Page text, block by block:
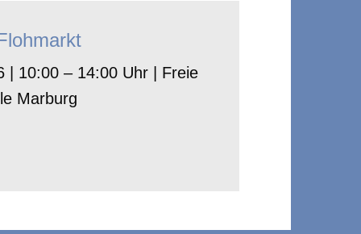
| 10:00 – 14:00 Uhr | Freie
Marburg